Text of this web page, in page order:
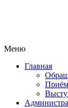
Меню
Главная